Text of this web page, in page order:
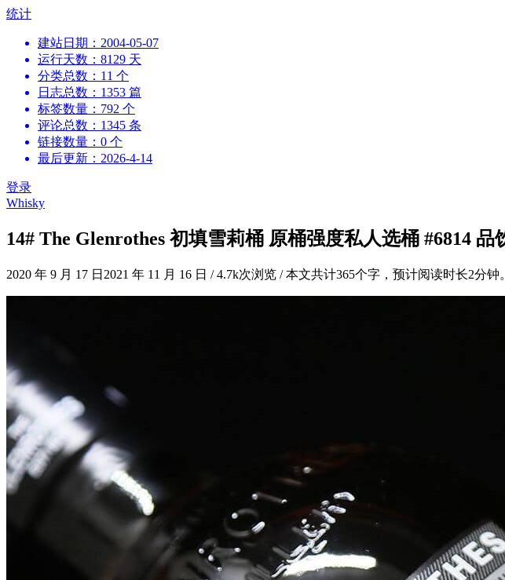
跳
统计
建站日期：2004-05-07
运行天数：8129 天
分类总数：11 个
日志总数：1353 篇
标签数量：792 个
评论总数：1345 条
链接数量：0 个
最后更新：2026-4-14
登录
Whisky
14# The Glenrothes 初填雪莉桶 原桶强度私人选桶 #6814 品
2020 年 9 月 17 日 2021 年 11 月 16 日 /4.7k次浏览 /本文共计365个字，预计阅读时长2分钟。